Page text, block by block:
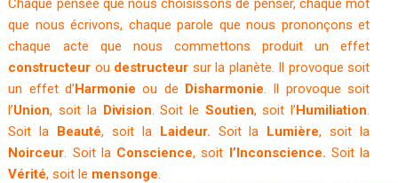
Chaque pensée que nous choisissons de penser, chaque mot
que nous écrivons, chaque parole que nous prononçons et
chaque acte que nous commettons produit un effet
constructeur ou destructeur sur la planète. Il provoque soit
un effet d’Harmonie ou de Disharmonie. Il provoque soit
l’Union, soit la Division. Soit le Soutien, soit l’Humiliation.
Soit la Beauté, soit la Laideur. Soit la Lumière, soit la
Noirceur. Soit la Conscience, soit l’Inconscience. Soit la
Vérité, soit le mensonge.